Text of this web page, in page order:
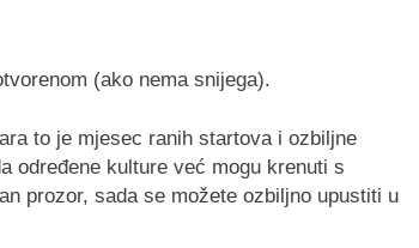
(ako nema snijega).
to je mjesec ranih startova i ozbiljne
određene kulture već mogu krenuti s
prozor, sada se možete ozbiljno upustiti u